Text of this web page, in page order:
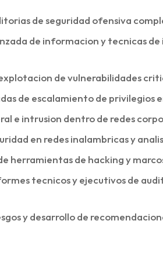
de seguridad ofensiva
de informacion y tecnicas
de vulnerabilidades
de escalamiento de privilegios
e intrusion dentro de redes
en redes inalambricas y
herramientas de hacking y
tecnicos y ejecutivos de
y desarrollo de